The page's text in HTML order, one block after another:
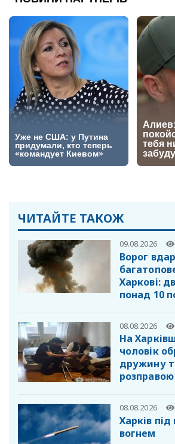
ЧИТАЙТЕ ТАКОЖ
09.08.2026
Ворог
Харкові:
понад 10
08.08.2026
На
чоловік
дружину
розправою
08.08.2026
Харків
вогнем